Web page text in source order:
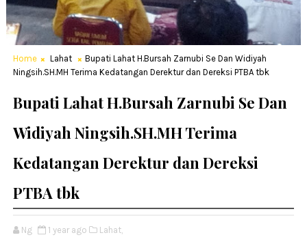
Home Lahat
Bupati Lahat H.Bursah Zarnubi Se Dan Widiyah
Ningsih.SH.MH Terima Kedatangan Derektur dan Dereksi PTBA tbk
Bupati Lahat H.Bursah Zarnubi Se Dan
Widiyah Ningsih.SH.MH Terima
Kedatangan Derektur dan Dereksi
PTBA tbk
Ng 1 year ago Lahat,